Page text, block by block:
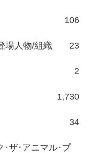
106
場人物/組織 23
2
1,730
34
･ザ･アニマル･プ